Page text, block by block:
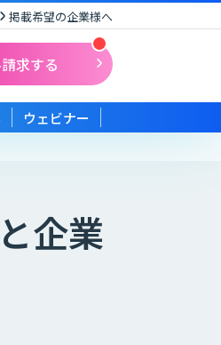
掲載希望の企業様へ
求する
ウェビナー
企業